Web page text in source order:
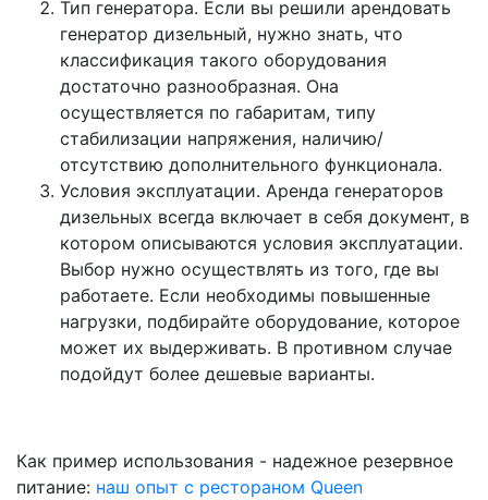
Тип генератора. Если вы решили арендовать
генератор дизельный, нужно знать, что
классификация такого оборудования
достаточно разнообразная. Она
осуществляется по габаритам, типу
стабилизации напряжения, наличию/
отсутствию дополнительного функционала.
Условия эксплуатации. Аренда генераторов
дизельных всегда включает в себя документ, в
котором описываются условия эксплуатации.
Выбор нужно осуществлять из того, где вы
работаете. Если необходимы повышенные
нагрузки, подбирайте оборудование, которое
может их выдерживать. В противном случае
подойдут более дешевые варианты.
Как пример использования - надежное резервное
питание: наш опыт с рестораном Queen